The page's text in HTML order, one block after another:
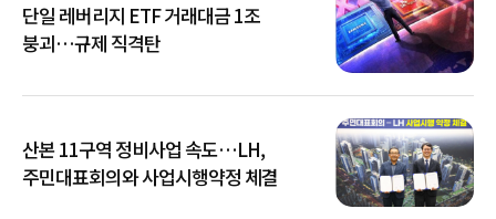
단일 레버리지 ETF 거래대금 1조
붕괴…규제 직격탄
산본 11구역 정비사업 속도…LH,
주민대표회의와 사업시행약정 체결